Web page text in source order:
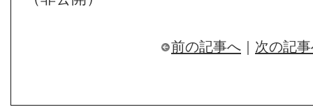
前の記事へ ｜ 次の記